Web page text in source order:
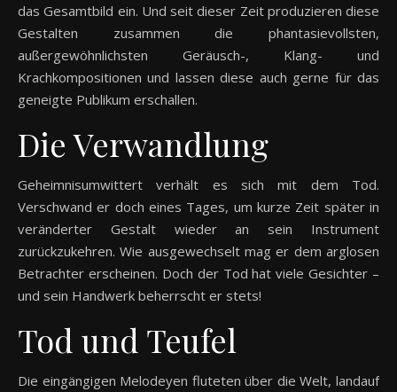
das Gesamtbild ein. Und seit dieser Zeit produzieren diese
Gestalten zusammen die phantasievollsten,
außergewöhnlichsten Geräusch-, Klang- und
Krachkompositionen und lassen diese auch gerne für das
geneigte Publikum erschallen.
Die Verwandlung
Geheimnisumwittert verhält es sich mit dem Tod.
Verschwand er doch eines Tages, um kurze Zeit später in
veränderter Gestalt wieder an sein Instrument
zurückzukehren. Wie ausgewechselt mag er dem arglosen
Betrachter erscheinen. Doch der Tod hat viele Gesichter –
und sein Handwerk beherrscht er stets!
Tod und Teufel
Die eingängigen Melodeyen fluteten über die Welt, landauf